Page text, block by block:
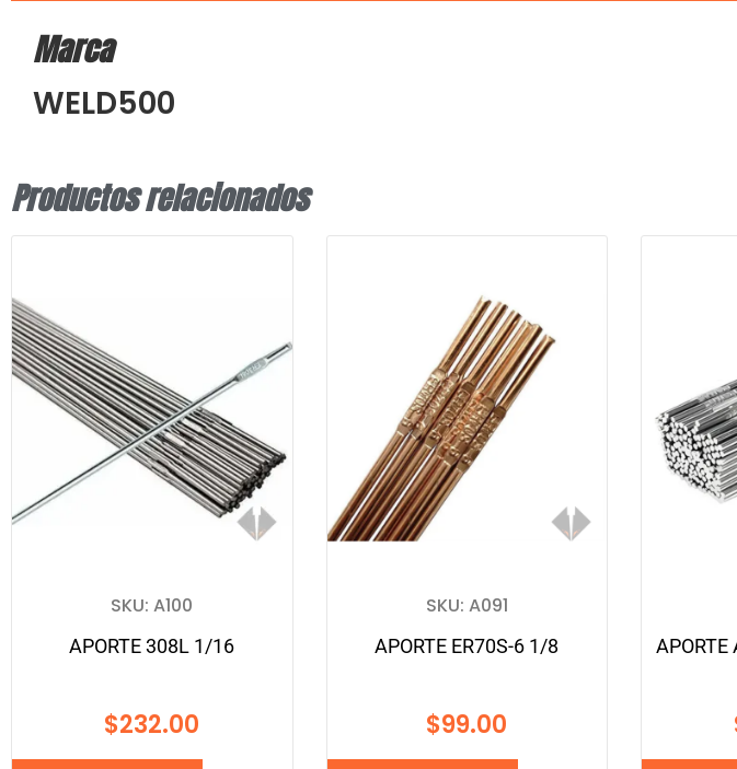
Marca
WELD500
Productos relacionados
SKU: A100
APORTE 308L 1/16
$232.00
SKU: A091
APORTE ER70S-6 1/8
$99.00